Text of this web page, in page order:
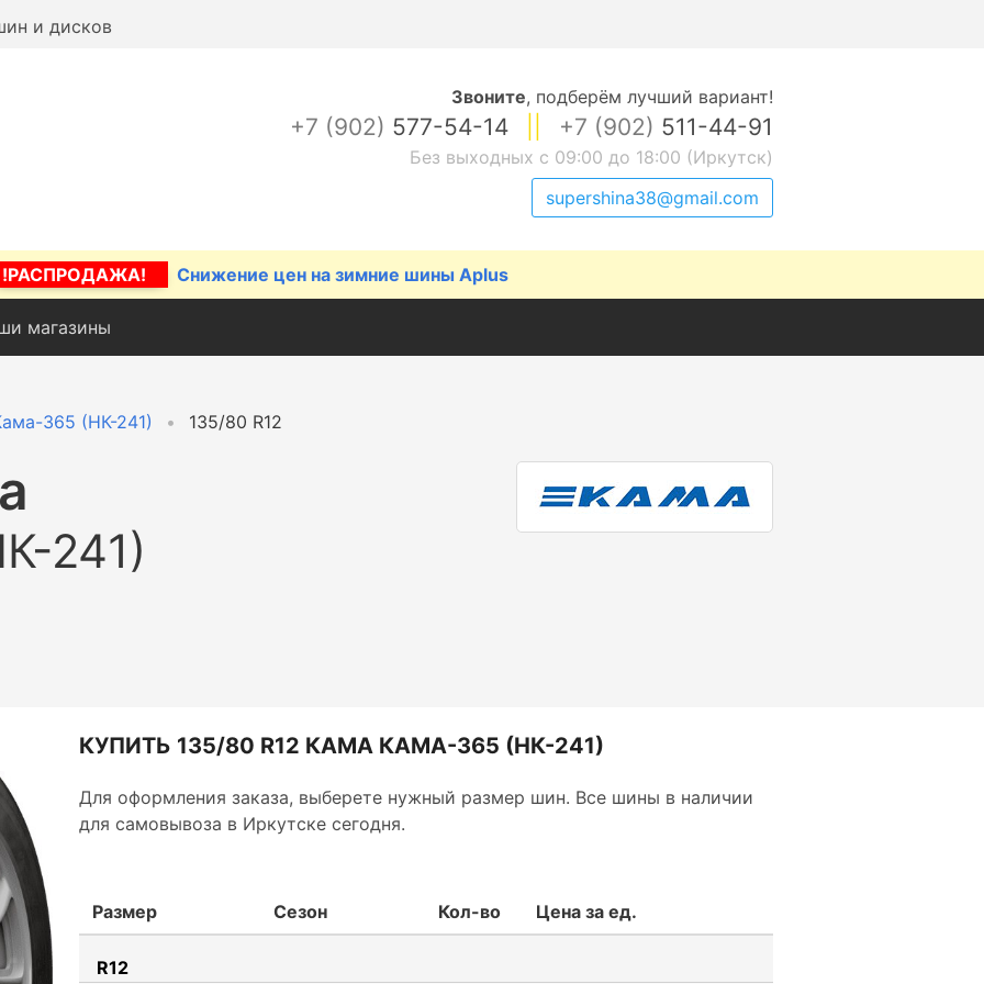
и дисков
Звоните, подберём лучший вариант!
+7 (902) 577-54-14 +7 (902) 511-44-91
Без выходных с 09:00 до 18:00 (Иркутск)
supershina38@gmail.com
!РАСПРОДАЖА! Снижение цен на зимние шины Aplus
магазины
365 (НК-241) 135/80 R12
241)
КУПИТЬ 135/80 R12 КАМА КАМА-365 (НК-241)
Для оформления заказа, выберете нужный размер шин. Все шины в наличии
для самовывоза в Иркутске сегодня.
Размер Сезон Кол-во Цена за ед.
R12